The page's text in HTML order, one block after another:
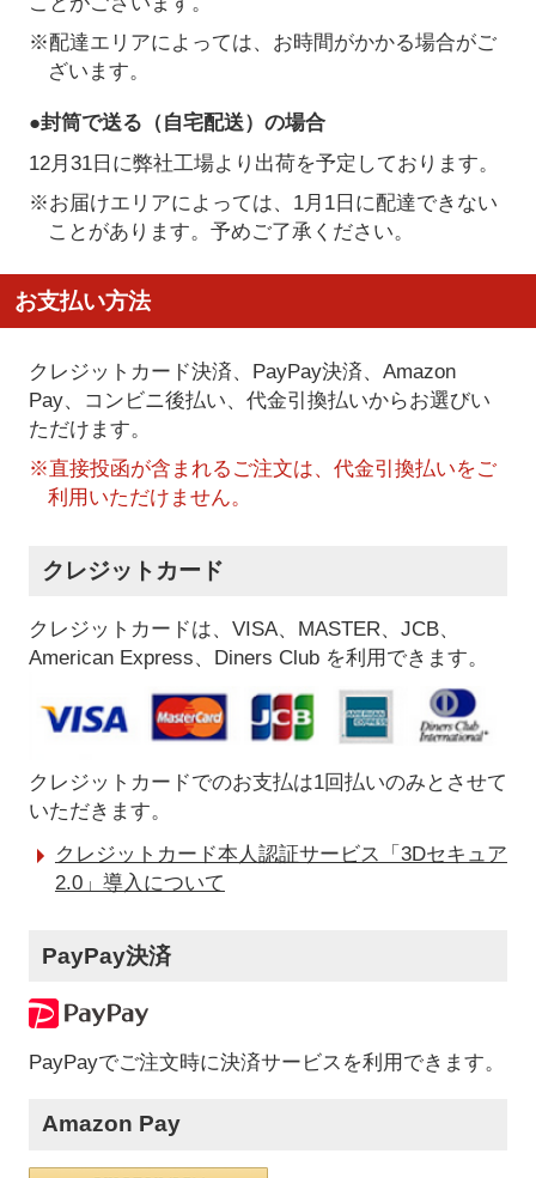
※配達エリアによっては、お時間がかかる場合がご
ざいます。
●封筒で送る（自宅配送）の場合
12月31日に弊社工場より出荷を予定しております。
※お届けエリアによっては、1月1日に配達できない
ことがあります。予めご了承ください。
お支払い方法
クレジットカード決済、PayPay決済、Amazon
Pay、コンビニ後払い、代金引換払いからお選びい
ただけます。
※直接投函が含まれるご注文は、代金引換払いをご
利用いただけません。
クレジットカード
クレジットカードは、VISA、MASTER、JCB、
American Express、Diners Club を利用できます。
クレジットカードでのお支払は1回払いのみとさせて
いただきます。
クレジットカード本人認証サービス「3Dセキュア
2.0」導入について
PayPay決済
PayPayでご注文時に決済サービスを利用できます。
Amazon Pay